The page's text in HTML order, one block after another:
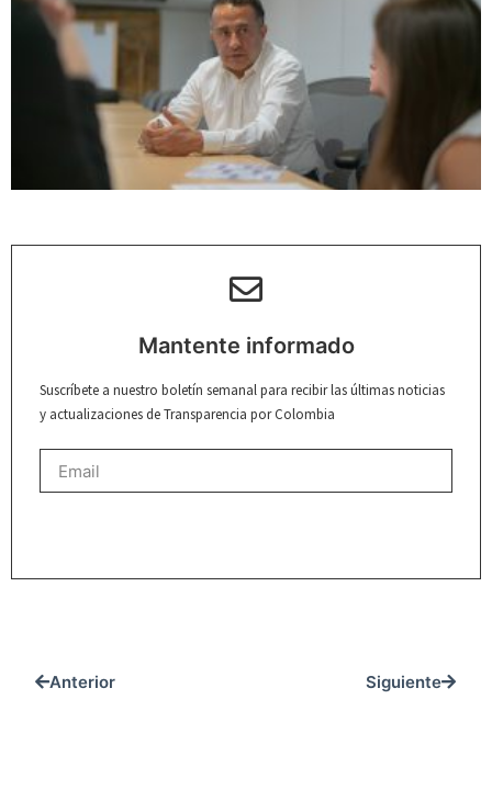
Mantente informado
Suscríbete a nuestro boletín semanal para recibir las últimas noticias
y actualizaciones de Transparencia por Colombia
Anterior Siguiente